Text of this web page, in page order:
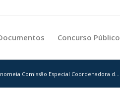
Concurso Público
Comissão Especial Coordenadora d...